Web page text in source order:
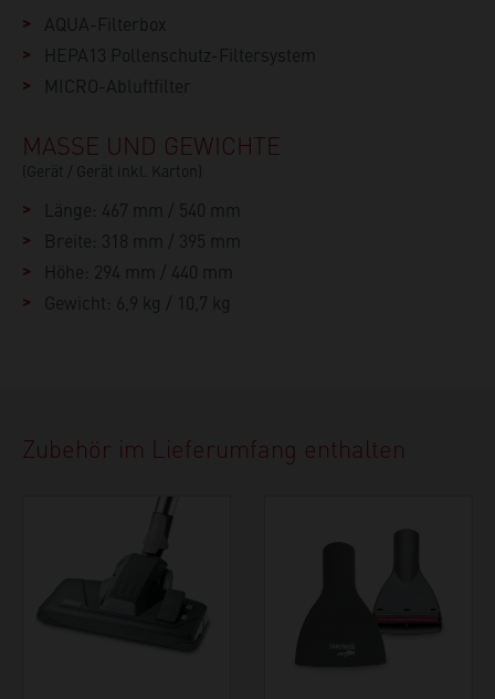
AQUA-Filterbox
HEPA13 Pollenschutz-Filtersystem
MICRO-Abluftfilter
MASSE UND GEWICHTE
(Gerät / Gerät inkl. Karton)
Länge: 467 mm / 540 mm
Breite: 318 mm / 395 mm
Höhe: 294 mm / 440 mm
Gewicht: 6,9 kg / 10,7 kg
Zubehör im Lieferumfang enthalten